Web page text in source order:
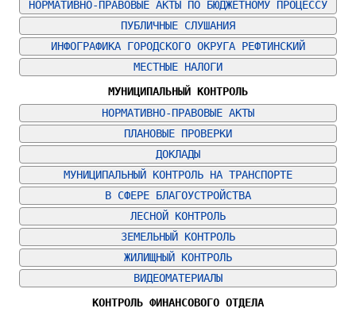
НОРМАТИВНО-ПРАВОВЫЕ АКТЫ ПО БЮДЖЕТНОМУ ПРОЦЕССУ
ПУБЛИЧНЫЕ СЛУШАНИЯ
ИНФОГРАФИКА ГОРОДСКОГО ОКРУГА РЕФТИНСКИЙ
МЕСТНЫЕ НАЛОГИ
МУНИЦИПАЛЬНЫЙ КОНТРОЛЬ
НОРМАТИВНО-ПРАВОВЫЕ АКТЫ
ПЛАНОВЫЕ ПРОВЕРКИ
ДОКЛАДЫ
МУНИЦИПАЛЬНЫЙ КОНТРОЛЬ НА ТРАНСПОРТЕ
В СФЕРЕ БЛАГОУСТРОЙСТВА
ЛЕСНОЙ КОНТРОЛЬ
ЗЕМЕЛЬНЫЙ КОНТРОЛЬ
ЖИЛИЩНЫЙ КОНТРОЛЬ
ВИДЕОМАТЕРИАЛЫ
КОНТРОЛЬ ФИНАНСОВОГО ОТДЕЛА